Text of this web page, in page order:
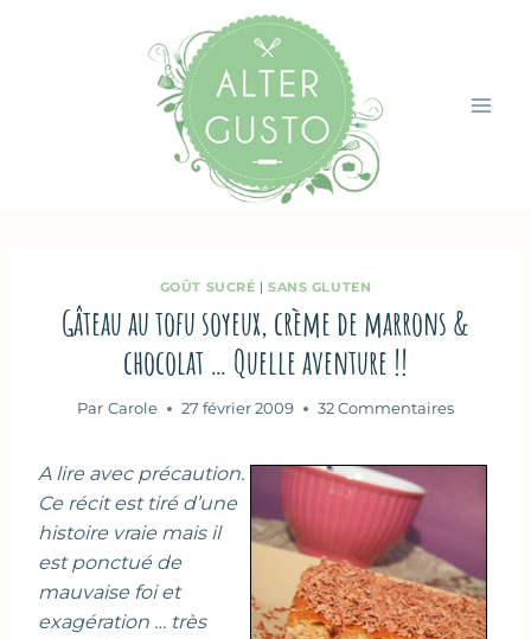
GOÛT SUCRÉ |SANS GLUTEN
Gâteau au tofu soyeux, crème de marrons &
chocolat … Quelle aventure !!
Par Carole 27 février 2009 32 Commentaires
A lire avec précaution.
Ce récit est tiré d’une
histoire vraie mais il
est ponctué de
mauvaise foi et
exagération … très